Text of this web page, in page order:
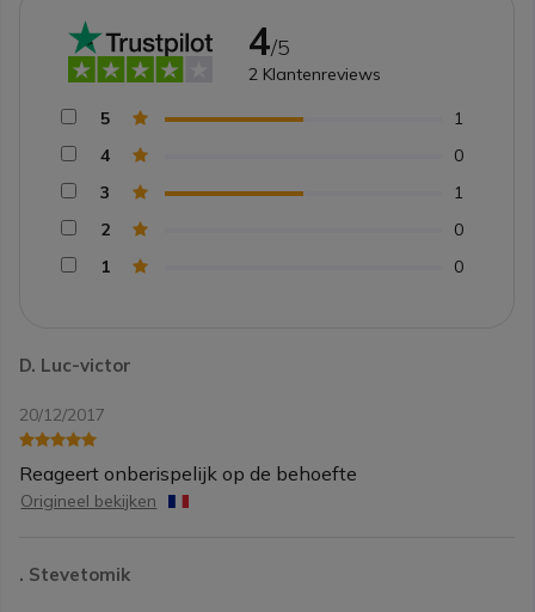
D. Luc-victor
20/12/2017
Reageert onberispelijk op de behoefte
Origineel bekijken
. Stevetomik
4/5
2 Klantenreviews
5
1
4
0
3
1
2
0
1
0